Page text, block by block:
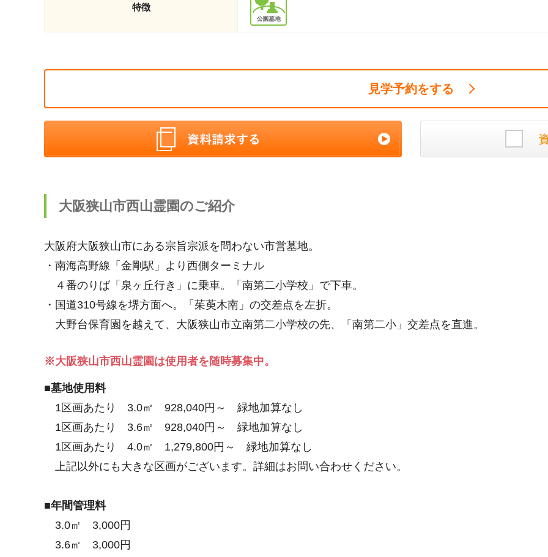
特徴
見学予約をする
大阪狭山市西山霊園のご紹介
大阪府大阪狭山市にある宗旨宗派を問わない市営墓地。
・南海高野線「金剛駅」より西側ターミナル
４番のりば「泉ヶ丘行き」に乗車。「南第二小学校」で下車。
・国道310号線を堺方面へ。「茱萸木南」の交差点を左折。
大野台保育園を越えて、大阪狭山市立南第二小学校の先、「南第二小」交差点を直進。
※大阪狭山市西山霊園は使用者を随時募集中。
■墓地使用料
1区画あたり 3.0㎡ 928,040円～ 緑地加算なし
1区画あたり 3.6㎡ 928,040円～ 緑地加算なし
1区画あたり 4.0㎡ 1,279,800円～ 緑地加算なし
上記以外にも大きな区画がございます。詳細はお問い合わせください。
■年間管理料
3.0㎡ 3,000円
3.6㎡ 3,000円